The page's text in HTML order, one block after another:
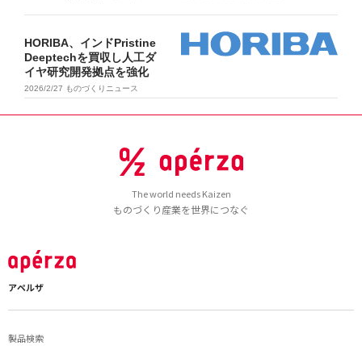
HORIBA、インドPristine
Deeptechを買収し人工ダ
イヤ研究開発拠点を強化
2026/2/27 ものづくりニュース
The world needs Kaizen
ものづくり産業を世界につなぐ
アペルザ
製品検索